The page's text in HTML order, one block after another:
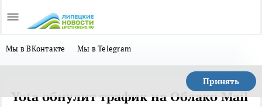
Мы в ВКонтакте Мы в Telegram
Принять
Yota обнулит трафик на Облако Mail